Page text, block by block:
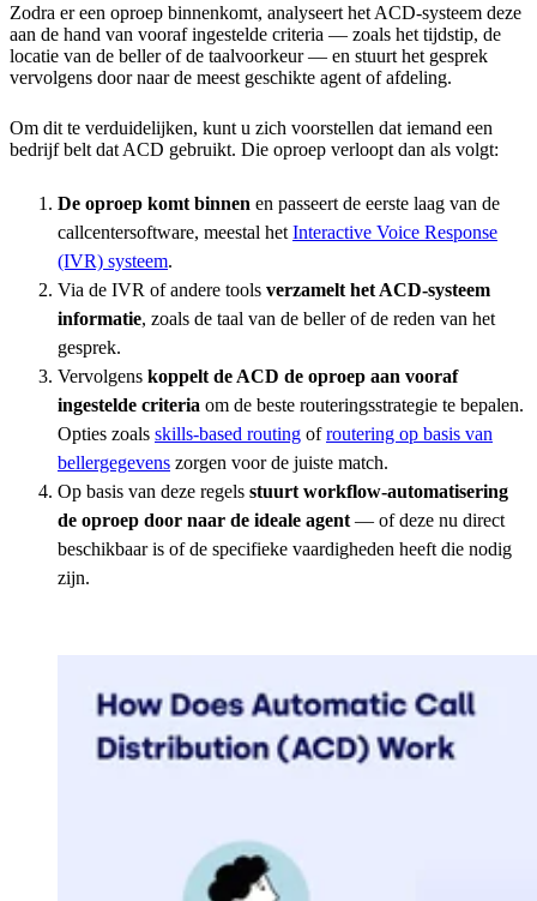
Zodra er een oproep binnenkomt, analyseert het ACD-systeem deze
aan de hand van vooraf ingestelde criteria — zoals het tijdstip, de
locatie van de beller of de taalvoorkeur — en stuurt het gesprek
vervolgens door naar de meest geschikte agent of afdeling.
Om dit te verduidelijken, kunt u zich voorstellen dat iemand een
bedrijf belt dat ACD gebruikt. Die oproep verloopt dan als volgt:
De oproep komt binnen en passeert de eerste laag van de
callcentersoftware, meestal het Interactive Voice Response
(IVR) systeem.
Via de IVR of andere tools verzamelt het ACD-systeem
informatie, zoals de taal van de beller of de reden van het
gesprek.
Vervolgens koppelt de ACD de oproep aan vooraf
ingestelde criteria om de beste routeringsstrategie te bepalen.
Opties zoals skills-based routing ofroutering op basis van
bellergegevens zorgen voor de juiste match.
Op basis van deze regels stuurt workflow-automatisering
de oproep door naar de ideale agent — of deze nu direct
beschikbaar is of de specifieke vaardigheden heeft die nodig
zijn.